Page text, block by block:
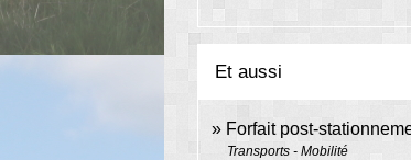
Et aussi
Forfait post-
Transports - Mobilité